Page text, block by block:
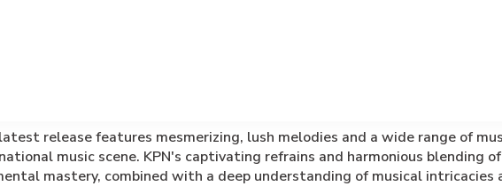
release features mesmerizing, lush melodies and a wide range of
music scene. KPN's captivating refrains and harmonious blending
mastery, combined with a deep understanding of musical intricacies